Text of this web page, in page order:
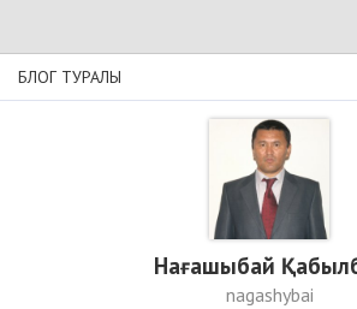
БЛОГ ТУРАЛЫ
Нағашыбай
nagashybai